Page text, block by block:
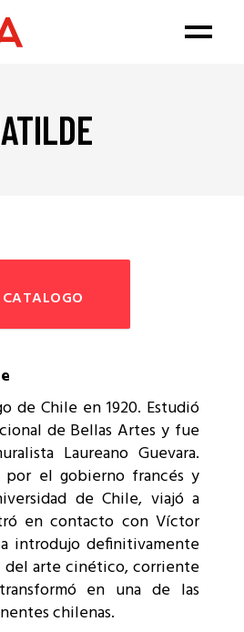
de Chile en 1920. Estudió
de Bellas Artes y fue
Laureano Guevara.
por el gobierno francés y
de Chile, viajó a
en contacto con Víctor
introdujo definitivamente
arte cinético, corriente
en una de las
chilenas.